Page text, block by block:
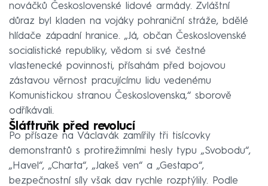
nováčků Československé lidové armády. Zvláštní
důraz byl kladen na vojáky pohraniční stráže, bdělé
hlídače západní hranice. „Já, občan Československé
socialistické republiky, vědom si své čestné
vlastenecké povinnosti, přísahám před bojovou
zástavou věrnost pracujícímu lidu vedenému
Komunistickou stranou Československa,“ sborově
odříkávali.
Šláftruňk před revolucí
Po přísaze na Václavák zamířily tři tisícovky
demonstrantů s protirežimními hesly typu „Svobodu“,
„Havel“, „Charta“, „Jakeš ven“ a „Gestapo“,
bezpečnostní síly však dav rychle rozptýlily. Podle